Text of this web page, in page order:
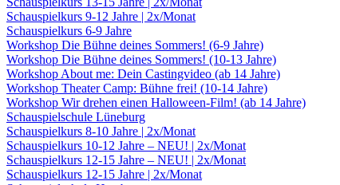
Schauspielkurs 9-12 Jahre | 2x/Monat
Schauspielkurs 6-9 Jahre
Workshop Die Bühne deines Sommers! (6-9 Jahre)
Workshop Die Bühne deines Sommers! (10-13 Jahre)
Workshop About me: Dein Castingvideo (ab 14 Jahre)
Workshop Theater Camp: Bühne frei! (10-14 Jahre)
Workshop Wir drehen einen Halloween-Film! (ab 14 Jahre)
Schauspielschule Lüneburg
Schauspielkurs 8-10 Jahre | 2x/Monat
Schauspielkurs 10-12 Jahre – NEU! | 2x/Monat
Schauspielkurs 12-15 Jahre – NEU! | 2x/Monat
Schauspielkurs 12-15 Jahre | 2x/Monat